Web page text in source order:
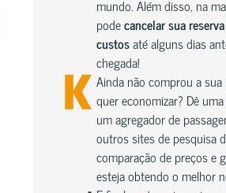
mundo. Além disso, na
podecancelar sua
custosaté alguns dias
chegada!
Ainda não comprou a sua
quer economizar? Dê
um agregador de
outros sites de pesquisa
comparação de preços e
esteja obtendo o melhor